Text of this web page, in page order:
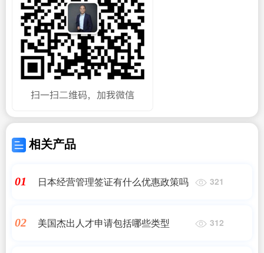
相关产品
01 日本经营管理签证有什么优惠政策吗 321
02 美国杰出人才申请包括哪些类型 312